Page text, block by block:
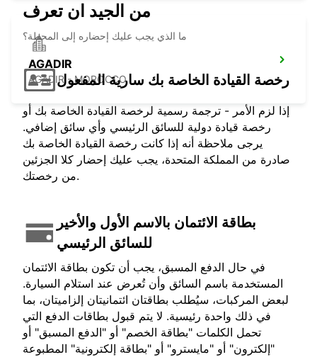
AGADIR
AGADIR - MOROCCO
من الجيد ان تعرف
ما الذي يجب عليك إحضاره إلى المحطة؟
رخصة القيادة الخاصة بك سارية المفعول
إذا لزم الأمر - ترجمة رسمية لرخصة القيادة الخاصة بك أو
رخصة قيادة دولية للسائق الرئيسي وأي سائق إضافي.
يرجى ملاحظة أنه إذا كانت رخصة القيادة الخاصة بك
صادرة من المملكة المتحدة، يجب عليك إحضار كلا الجزئين
من رخصتك.
بطاقة الائتمان بالاسم الأول والأخير
للسائق الرئيسي
في حال الدفع المسبق، يجب أن تكون بطاقة الائتمان
المستخدمة باسم السائق وأن تُعرض عند استلام السيارة.
لبعض المركبات، سيُطلب بطاقتان ائتمانيتان إلزاميتان، بما
في ذلك واحدة رئيسية. لا يتم قبول بطاقات الدفع التي
تحمل الكلمات "بطاقة الخصم" أو "الدفع المسبق" أو
"إلكترون" أو "مايسترو" أو "بطاقة إلكترونية" المطبوعة